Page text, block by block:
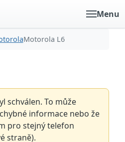
Menu
Motorola L6
schválen. To může
informace nebo že
pro stejný telefon
straně).